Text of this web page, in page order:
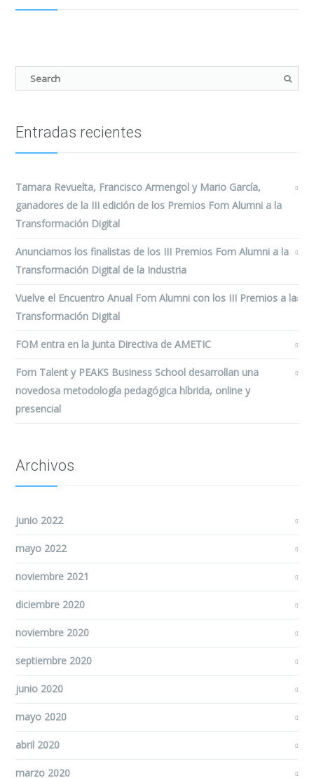
Entradas recientes
Tamara Revuelta, Francisco Armengol y Mario García,
ganadores de la III edición de los Premios Fom Alumni a la
Transformación Digital
Anunciamos los finalistas de los III Premios Fom Alumni a la
Transformación Digital de la Industria
Vuelve el Encuentro Anual Fom Alumni con los III Premios a la
Transformación Digital
FOM entra en la Junta Directiva de AMETIC
Fom Talent y PEAKS Business School desarrollan una
novedosa metodología pedagógica híbrida, online y
presencial
Archivos
junio 2022
mayo 2022
noviembre 2021
diciembre 2020
noviembre 2020
septiembre 2020
junio 2020
mayo 2020
abril 2020
marzo 2020